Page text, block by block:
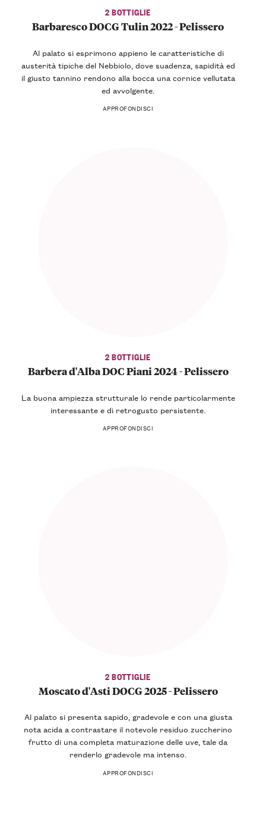
2 BOTTIGLIE
Barbaresco DOCG Tulin 2022 - Pelissero
Al palato si esprimono appieno le caratteristiche di
austerità tipiche del Nebbiolo, dove suadenza, sapidità ed
il giusto tannino rendono alla bocca una cornice vellutata
ed avvolgente
APPROFONDISCI
2 BOTTIGLIE
Barbera d'Alba DOC Piani 2024 - Pelissero
La buona ampiezza strutturalelo rende particolarmente
interessante e di retrogusto persistente
APPROFONDISCI
2 BOTTIGLIE
Moscato d'Asti DOCG 2025 - Pelissero
Al palato si presentasapido, gradevole e con una giusta
nota acida a contrastare il notevole residuo zuccherino
frutto di una completa maturazione delle uve, tale da
renderlo gradevole ma intenso.
APPROFONDISCI